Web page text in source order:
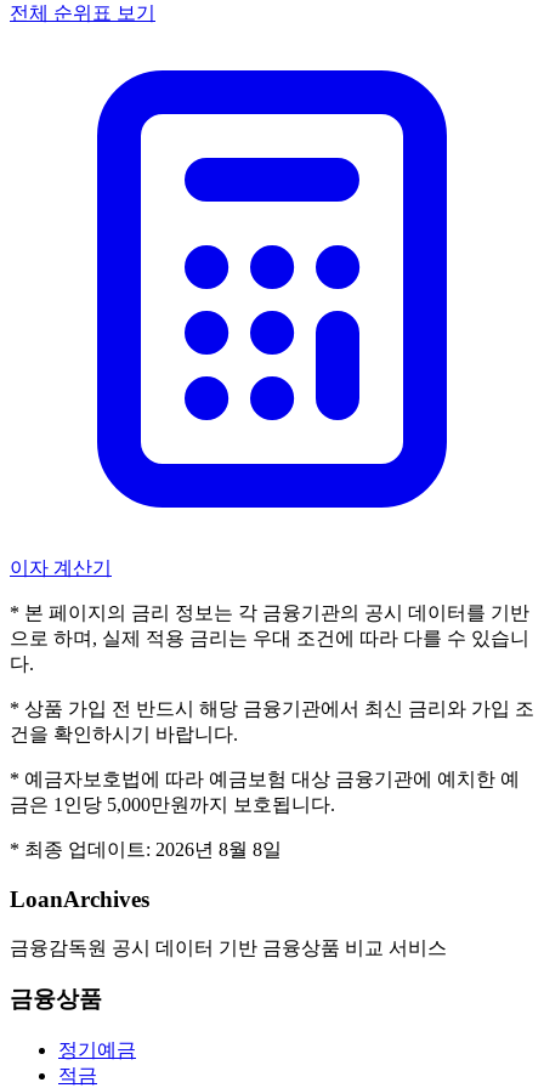
전체 순위표 보기
이자 계산기
* 본 페이지의 금리 정보는 각 금융기관의 공시 데이터를 기반
으로 하며, 실제 적용 금리는 우대 조건에 따라 다를 수 있습니
다.
* 상품 가입 전 반드시 해당 금융기관에서 최신 금리와 가입 조
건을 확인하시기 바랍니다.
* 예금자보호법에 따라 예금보험 대상 금융기관에 예치한 예
금은 1인당 5,000만원까지 보호됩니다.
* 최종 업데이트: 2026년 8월 8일
LoanArchives
금융감독원 공시 데이터 기반 금융상품 비교 서비스
금융상품
정기예금
적금